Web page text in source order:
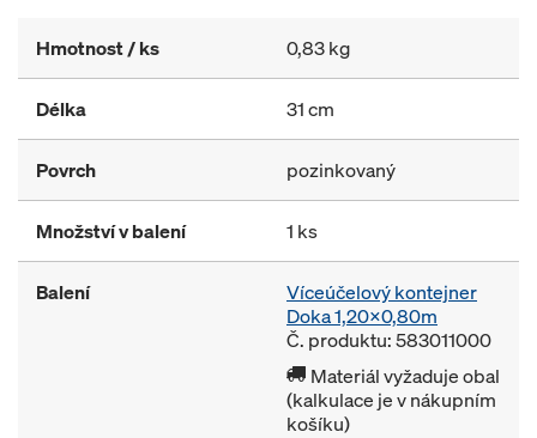
Hmotnost / ks 0,83 kg
Délka 31 cm
Povrch pozinkovaný
Množství v balení 1 ks
Balení
Víceúčelový kontejner
Doka 1,20x0,80m
Č. produktu: 583011000
Materiál vyžaduje obal
(kalkulace je v nákupním
košíku)